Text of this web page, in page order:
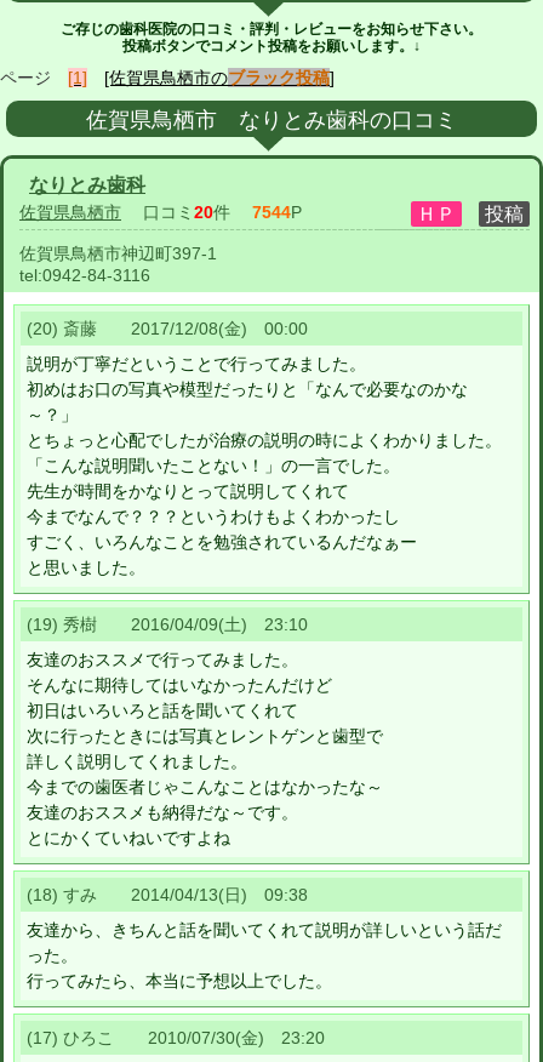
ご存じの歯科医院の口コミ・評判・レビューをお知らせ下さい。
投稿ボタンでコメント投稿をお願いします。↓
ページ [1] [佐賀県鳥栖市のブラック投稿]
佐賀県鳥栖市 なりとみ歯科の口コミ
なりとみ歯科
佐賀県鳥栖市 口コミ 20件 7544P
佐賀県鳥栖市神辺町397-1
tel:0942-84-3116
(20) 斎藤 2017/12/08(金) 00:00
説明が丁寧だということで行ってみました。
初めはお口の写真や模型だったりと「なんで必要なのかな
～？」
とちょっと心配でしたが治療の説明の時によくわかりました。
「こんな説明聞いたことない！」の一言でした。
先生が時間をかなりとって説明してくれて
今までなんで？？？というわけもよくわかったし
すごく、いろんなことを勉強されているんだなぁー
と思いました。
(19) 秀樹 2016/04/09(土) 23:10
友達のおススメで行ってみました。
そんなに期待してはいなかったんだけど
初日はいろいろと話を聞いてくれて
次に行ったときには写真とレントゲンと歯型で
詳しく説明してくれました。
今までの歯医者じゃこんなことはなかったな～
友達のおススメも納得だな～です。
とにかくていねいですよね
(18) すみ 2014/04/13(日) 09:38
友達から、きちんと話を聞いてくれて説明が詳しいという話だ
った。
行ってみたら、本当に予想以上でした。
(17) ひろこ 2010/07/30(金) 23:20